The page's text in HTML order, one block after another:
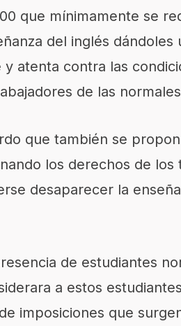
que mínimamente se
del inglés
y atenta contra las
de las
que también se
los derechos de
desaparecer la
de estudiantes
a estos
imposiciones que